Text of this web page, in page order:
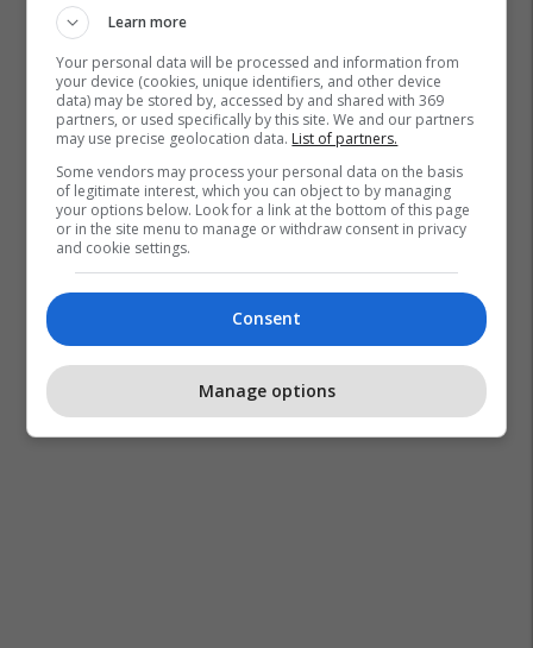
Learn more
Your personal data will be processed and information from
your device (cookies, unique identifiers, and other device
data) may be stored by, accessed by and shared with 369
partners, or used specifically by this site. We and our partners
may use precise geolocation data. List of partners.
Some vendors may process your personal data on the basis
of legitimate interest, which you can object to by managing
your options below. Look for a link at the bottom of this page
or in the site menu to manage or withdraw consent in privacy
and cookie settings.
Consent
Manage options